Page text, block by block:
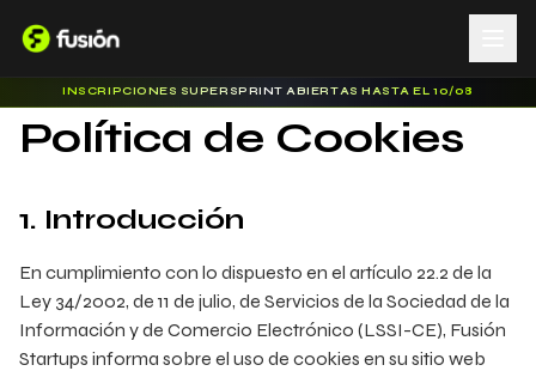
INSCRIPCIONES SUPERSPRINT ABIERTAS HASTA EL 10/08
Política de Cookies
1. Introducción
En cumplimiento con lo dispuesto en el artículo 22.2 de la
Ley 34/2002, de 11 de julio, de Servicios de la Sociedad de la
Información y de Comercio Electrónico (LSSI-CE), Fusión
Startups informa sobre el uso de cookies en su sitio web